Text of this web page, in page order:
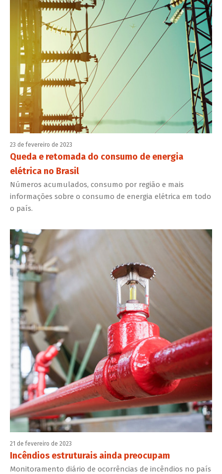
23 de fevereiro de 2023
Queda e retomada do consumo de energia
elétrica no Brasil
Números acumulados, consumo por região e mais
informações sobre o consumo de energia elétrica em todo
o país.
21 de fevereiro de 2023
Incêndios estruturais ainda preocupam
Monitoramento diário de ocorrências de incêndios no país